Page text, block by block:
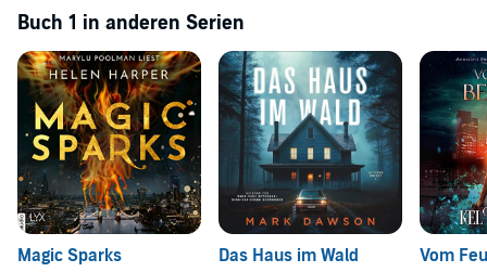
Buch 1 in anderen Serien
Magic Sparks
Das Haus im Wald
Vom